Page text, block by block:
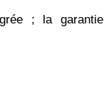
; la